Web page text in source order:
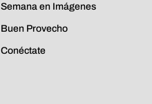
Semana en Imágenes
Buen Provecho
Conéctate